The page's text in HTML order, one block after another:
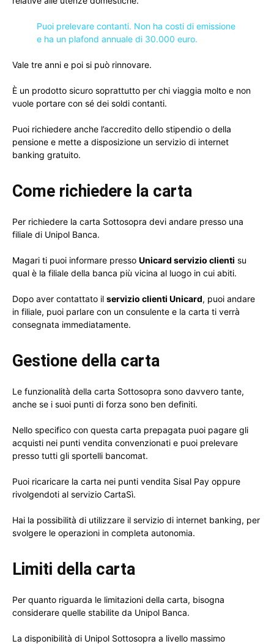
Puoi prelevare contanti. Non ha costi di emissione
e ha un plafond annuale di 30.000 euro.
Vale tre anni e poi si può rinnovare.
È un prodotto sicuro soprattutto per chi viaggia molto e non
vuole portare con sé dei soldi contanti.
Puoi richiedere anche l’accredito dello stipendio o della
pensione e mette a disposizione un servizio di internet
banking gratuito.
Come richiedere la carta
Per richiedere la carta Sottosopra devi andare presso una
filiale di Unipol Banca.
Magari ti puoi informare presso Unicard servizio clienti su
qual è la filiale della banca più vicina al luogo in cui abiti.
Dopo aver contattato il servizio clienti Unicard, puoi andare
in filiale, puoi parlare con un consulente e la carta ti verrà
consegnata immediatamente.
Gestione della carta
Le funzionalità della carta Sottosopra sono davvero tante,
anche se i suoi punti di forza sono ben definiti.
Nello specifico con questa carta prepagata puoi pagare gli
acquisti nei punti vendita convenzionati e puoi prelevare
presso tutti gli sportelli bancomat.
Puoi ricaricare la carta nei punti vendita Sisal Pay oppure
rivolgendoti al servizio CartaSì.
Hai la possibilità di utilizzare il servizio di internet banking, per
svolgere le operazioni in completa autonomia.
Limiti della carta
Per quanto riguarda le limitazioni della carta, bisogna
considerare quelle stabilite da Unipol Banca.
La disponibilità di Unipol Sottosopra a livello massimo